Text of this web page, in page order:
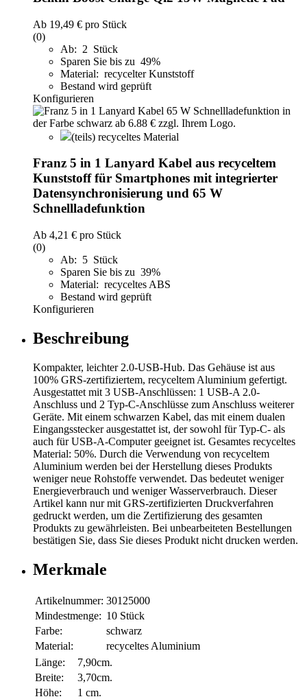
Ab 19,49 € pro Stück
(0)
Ab: 2 Stück
Sparen Sie bis zu 49%
Material: recycelter Kunststoff
Bestand wird geprüft
Konfigurieren
(teils) recyceltes Material
Franz 5 in 1 Lanyard Kabel aus recyceltem
Kunststoff für Smartphones mit integrierter
Datensynchronisierung und 65 W
Schnellladefunktion
Ab 4,21 € pro Stück
(0)
Ab: 5 Stück
Sparen Sie bis zu 39%
Material: recyceltes ABS
Bestand wird geprüft
Konfigurieren
Beschreibung
Kompakter, leichter 2.0-USB-Hub. Das Gehäuse ist aus
100% GRS-zertifiziertem, recyceltem Aluminium gefertigt.
Ausgestattet mit 3 USB-Anschlüssen: 1 USB-A 2.0-
Anschluss und 2 Typ-C-Anschlüsse zum Anschluss weiterer
Geräte. Mit einem schwarzen Kabel, das mit einem dualen
Eingangsstecker ausgestattet ist, der sowohl für Typ-C- als
auch für USB-A-Computer geeignet ist. Gesamtes recyceltes
Material: 50%. Durch die Verwendung von recyceltem
Aluminium werden bei der Herstellung dieses Produkts
weniger neue Rohstoffe verwendet. Das bedeutet weniger
Energieverbrauch und weniger Wasserverbrauch. Dieser
Artikel kann nur mit GRS-zertifizierten Druckverfahren
gedruckt werden, um die Zertifizierung des gesamten
Produkts zu gewährleisten. Bei unbearbeiteten Bestellungen
bestätigen Sie, dass Sie dieses Produkt nicht drucken werden.
Merkmale
Artikelnummer: 30125000
Mindestmenge: 10 Stück
Farbe:
schwarz
Material:
recyceltes Aluminium
Länge:
7,90cm.
Breite:
3,70cm.
Höhe:
1 cm.